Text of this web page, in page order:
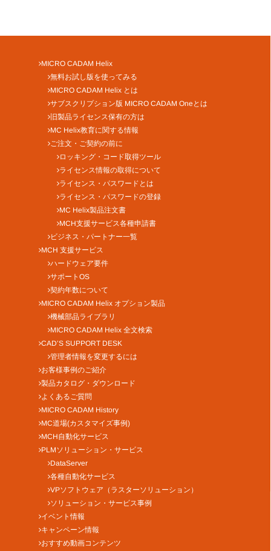
MICRO CADAM Helix
無料お試し版を使ってみる
MICRO CADAM Helix とは
サブスクリプション版 MICRO CADAM Oneとは
旧製品ライセンス保有の方は
MC Helix教育に関する情報
ご注文・ご契約の前に
ロッキング・コード取得ツール
ライセンス情報の取得について
ライセンス・パスワードとは
ライセンス・パスワードの登録
MC Helix製品注文書
MCH支援サービス各種申請書
ビジネス・パートナー一覧
MCH 支援サービス
ハードウェア要件
サポートOS
契約年数について
MICRO CADAM Helix オプション製品
機械部品ライブラリ
MICRO CADAM Helix 全文検索
CAD’S SUPPORT DESK
管理者情報を変更するには
お客様事例のご紹介
製品カタログ・ダウンロード
よくあるご質問
MICRO CADAM History
MC道場(カスタマイズ事例)
MCH自動化サービス
PLMソリューション・サービス
DataServer
各種自動化サービス
VPソフトウェア（ラスターソリューション）
ソリューション・サービス事例
イベント情報
キャンペーン情報
おすすめ動画コンテンツ